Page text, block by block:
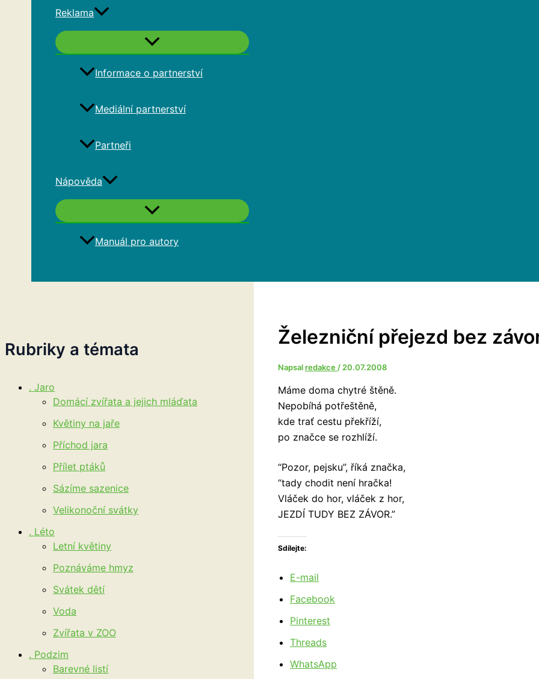
Reklama
Informace o partnerství
Mediální partnerství
Partneři
Nápověda
Manuál pro autory
Rubriky a témata
. Jaro
Domácí zvířata a jejich mláďata
Květiny na jaře
Příchod jara
Přílet ptáků
Sázíme sazenice
Velikonoční svátky
. Léto
Letní květiny
Poznáváme hmyz
Svátek dětí
Voda
Zvířata v ZOO
. Podzim
Barevné listí
Železniční přejezd bez
Napsalredakce / 20.07.2008
Máme doma chytré štěně.
Nepobíhá potřeštěně,
kde trať cestu překříží,
po značce se rozhlíží.
“Pozor, pejsku”, říká značka,
“tady chodit není hračka!
Vláček do hor, vláček z hor,
JEZDÍ TUDY BEZ ZÁVOR.”
Sdílejte:
E-mail
Facebook
Pinterest
Threads
WhatsApp